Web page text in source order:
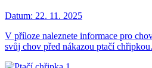
Datum: 22. 11. 2025
V příloze naleznete informace pro
svůj chov před nákazou ptačí chřipkou.